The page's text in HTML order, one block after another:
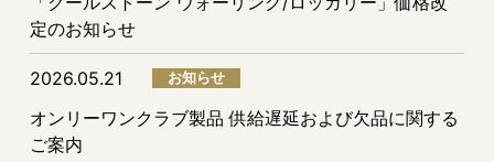
定のお知らせ
2026.05.21 お知らせ
オンリーワンクラブ製品 供給遅延および欠品に関する
ご案内